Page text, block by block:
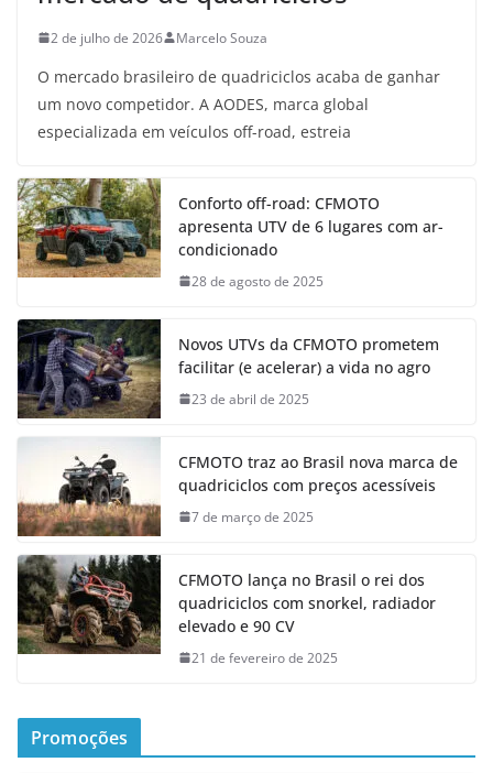
2 de julho de 2026 Marcelo Souza
O mercado brasileiro de quadriciclos acaba de ganhar
um novo competidor. A AODES, marca global
especializada em veículos off-road, estreia
Conforto off-road: CFMOTO
apresenta UTV de 6 lugares com ar-
condicionado
28 de agosto de 2025
Novos UTVs da CFMOTO prometem
facilitar (e acelerar) a vida no agro
23 de abril de 2025
CFMOTO traz ao Brasil nova marca de
quadriciclos com preços acessíveis
7 de março de 2025
CFMOTO lança no Brasil o rei dos
quadriciclos com snorkel, radiador
elevado e 90 CV
21 de fevereiro de 2025
Promoções